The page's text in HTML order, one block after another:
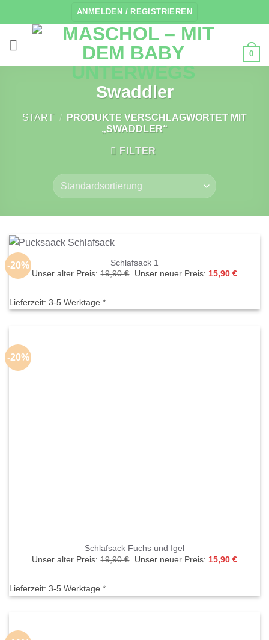
Inhalt
springen
ANMELDEN / REGISTRIEREN
0
Swaddler
START /
PRODUKTE VERSCHLAGWORTET MIT
„SWADDLER“
FILTER
-20%
Schlafsack 1
Unser alter Preis: 19,90€
Ursprünglicher
Unser neuer Preis: 15,90 €Aktueller
Lieferzeit: 3-5 Werktage *
-20%
Schlafsack Fuchs und Igel
Unser alter Preis: 19,90€
Ursprünglicher
Unser neuer Preis: 15,90 €Aktueller
Lieferzeit: 3-5 Werktage *